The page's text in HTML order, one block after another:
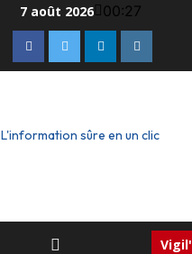
7 août 2026 00:27
L'information sûre en un clic